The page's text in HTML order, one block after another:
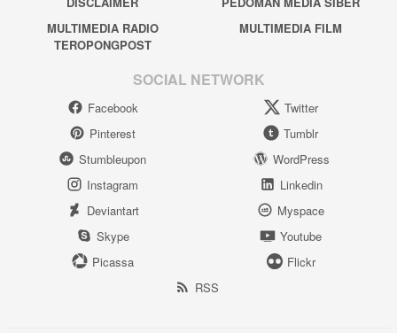
MULTIMEDIA RADIO
TEROPONGPOST
MULTIMEDIA FILM
SOCIAL NETWORK
Facebook
Twitter
Pinterest
Tumblr
Stumbleupon
WordPress
Instagram
Linkedin
Deviantart
Myspace
Skype
Youtube
Picassa
Flickr
RSS